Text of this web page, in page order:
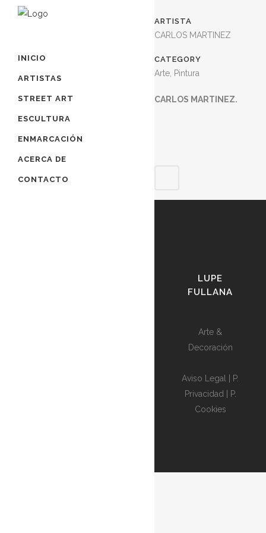
INICIO
ARTISTAS
STREET ART
ESCULTURA
ENMARCACIÓN
ACERCA DE
CONTACTO
ARTISTA
CARLOS MARTINEZ
CATEGORY
Arte, Pintura
CARLOS MARTINEZ.
LUPE
FULLANA
Arte &
Decoración
Aviso Legal
P.
Privacidad
P.
Cookies